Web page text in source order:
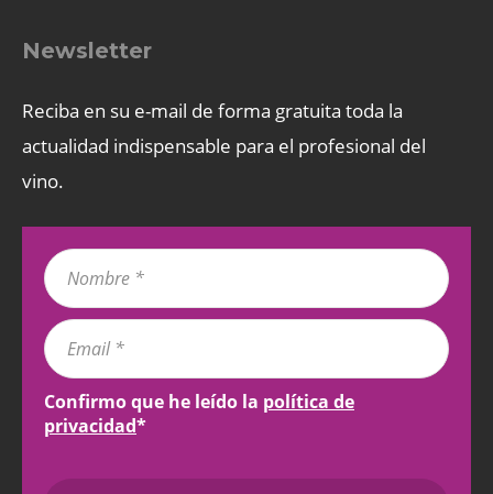
Newsletter
Reciba en su e-mail de forma gratuita toda la
actualidad indispensable para el profesional del
vino.
Confirmo que he leído la política de
privacidad*